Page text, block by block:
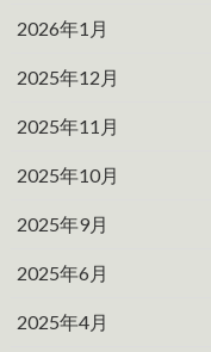
2026年1月
2025年12月
2025年11月
2025年10月
2025年9月
2025年6月
2025年4月